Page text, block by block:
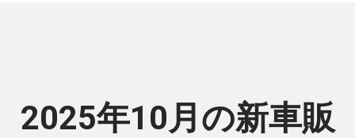
2025年10月の新車販